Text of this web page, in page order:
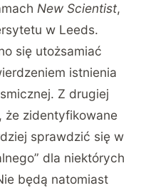
New Scientist,
w Leeds.
się utożsamiać
istnienia
Z drugiej
że zidentyfikowane
sprawdzić się w
dla niektórych
będą natomiast